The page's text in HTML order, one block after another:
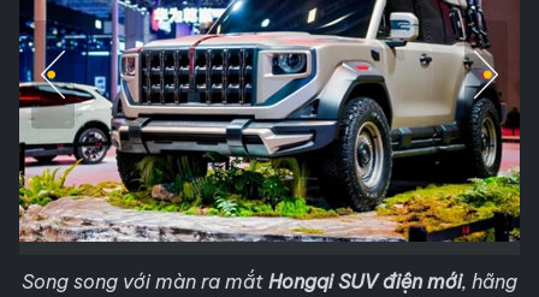
Song song với màn ra mắt Hongqi SUV điện mới, hãng